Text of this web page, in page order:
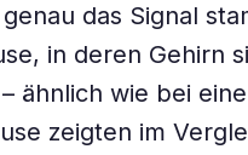
das Signal
in deren Gehirn
ähnlich wie bei
zeigten im